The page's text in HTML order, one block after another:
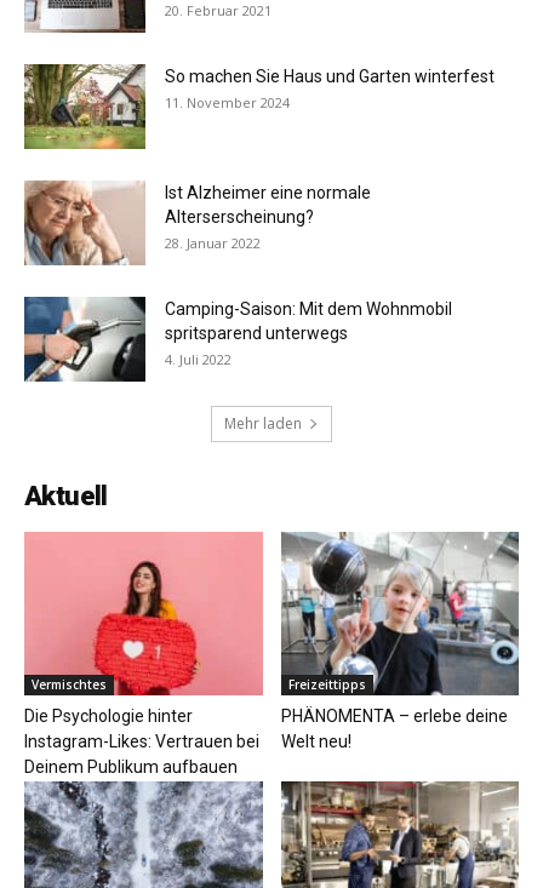
20. Februar 2021
So machen Sie Haus und Garten winterfest
11. November 2024
Ist Alzheimer eine normale
Alterserscheinung?
28. Januar 2022
Camping-Saison: Mit dem Wohnmobil
spritsparend unterwegs
4. Juli 2022
Mehr laden
Aktuell
Vermischtes
Die Psychologie hinter
Instagram-Likes: Vertrauen bei
Deinem Publikum aufbauen
Freizeittipps
PHÄNOMENTA – erlebe deine
Welt neu!